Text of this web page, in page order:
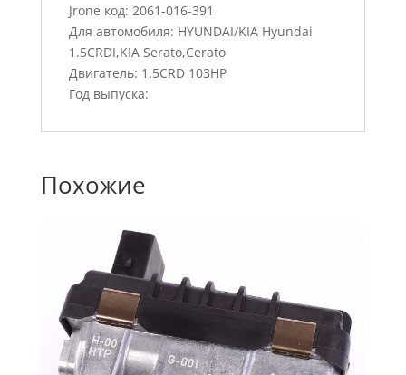
Jrone код: 2061-016-391
Для автомобиля: HYUNDAI/KIA Hyundai
1.5CRDI,KIA Serato,Cerato
Двигатель: 1.5CRD 103HP
Год выпуска:
Похожие